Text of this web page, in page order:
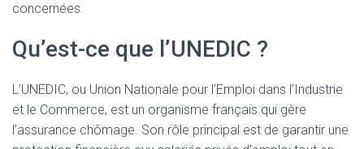
concernées.
Qu’est-ce que l’UNEDIC ?
L’UNEDIC, ou Union Nationale pour l’Emploi dans l’Industrie
et le Commerce, est un organisme français qui gère
l’assurance chômage. Son rôle principal est de garantir une